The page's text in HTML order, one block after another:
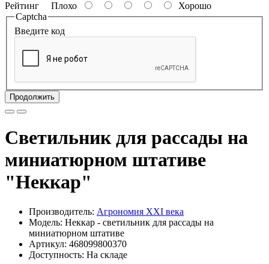
Рейтинг Плохо
Хорошо
Captcha
Введите код
Продолжить
Светильник для рассады на
миниатюрном штативе
"Неккар"
Производитель: Агрономия XXI века
Модель: Неккар - светильник для рассады на
миниатюрном штативе
Артикул: 468099800370
Доступность: На складе